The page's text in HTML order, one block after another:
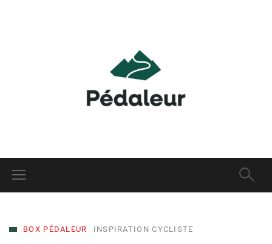
BOX PÉDALEUR INSPIRATION CYCLISTE